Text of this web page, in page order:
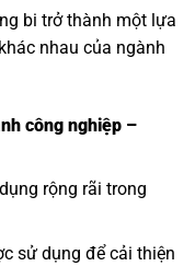
bi trở thành một lựa
nhau của ngành
công nghiệp –
rộng rãi trong
sử dụng để cải thiện